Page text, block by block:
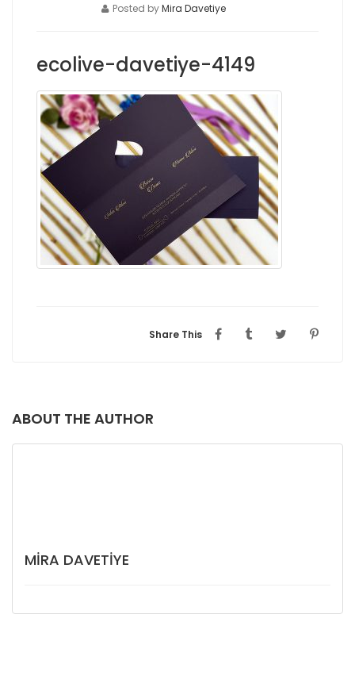
Posted byMira Davetiye
ecolive-davetiye-4149
Share This
ABOUT THE AUTHOR
MIRA DAVETIYE